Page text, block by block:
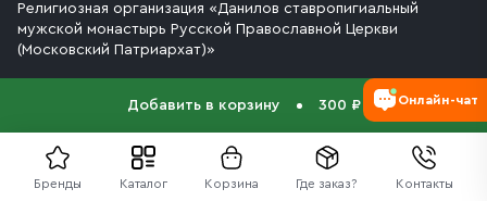
Бренды Каталог Корзина Где заказ? Контакты
Добавить в корзину 300 ₽
Религиозная организация «Данилов ставропигиальный
мужской монастырь Русской Православной Церкви
(Московский Патриархат)»
Онлайн-чат